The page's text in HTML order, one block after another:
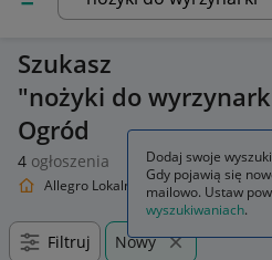
Szukasz
nożyki do
Ogród
4 ogłoszenia
Allegro Lokalnie Dom i Ogród
Filtruj Nowy
Dodaj swoje
Gdy pojawią się
mailowo. Ustaw
wyszukiwaniach.